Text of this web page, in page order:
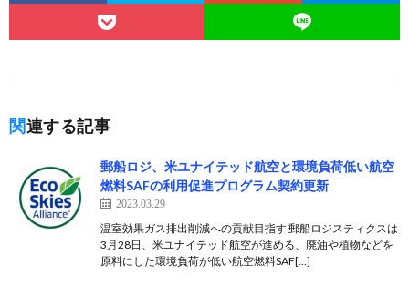
関連する記事
郵船ロジ、米ユナイテッド航空と環境負荷低い航空
燃料SAFの利用促進プログラム契約更新
2023.03.29
温室効果ガス排出削減への貢献目指す 郵船ロジスティクスは
3月28日、米ユナイテッド航空が進める、廃油や植物などを
原料にした環境負荷が低い航空燃料SAF[…]